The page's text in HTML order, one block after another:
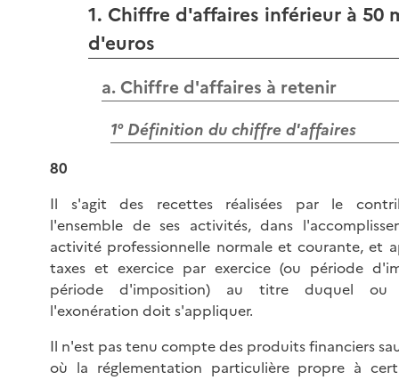
1. Chiffre d'affaires inférieur à 50
d'euros
a. Chiffre d'affaires à retenir
1° Définition du chiffre d'affaires
80
Il s'agit des recettes réalisées par le
l'ensemble de ses activités, dans
activité professionnelle normale et courante, et
taxes et exercice par exercice (ou période
période d'imposition) au titre duquel ou
l'exonération doit s'appliquer.
Il n'est pas tenu compte des produits financiers
où la réglementation particulière propre à